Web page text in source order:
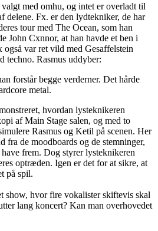
med omhu, og intet er overladt til
delene. Fx. er den lydtekniker, de har
tour med The Ocean, som han
John Cxnnor, at han havde et ben i
også var ret vild med Gesaffelstein
techno. Rasmus uddyber:
forstår begge verderner. Det hårde
metal.
hvordan lysteknikeren
af Main Stage salen, og med to
Rasmus og Ketil på scenen. Her
fra de moodboards og de stemninger,
frem. Dog styrer lysteknikeren
optræden. Igen er det for at sikre, at
på spil.
show, hvor fire vokalister skiftevis skal
lang koncert? Kan man overhovedet